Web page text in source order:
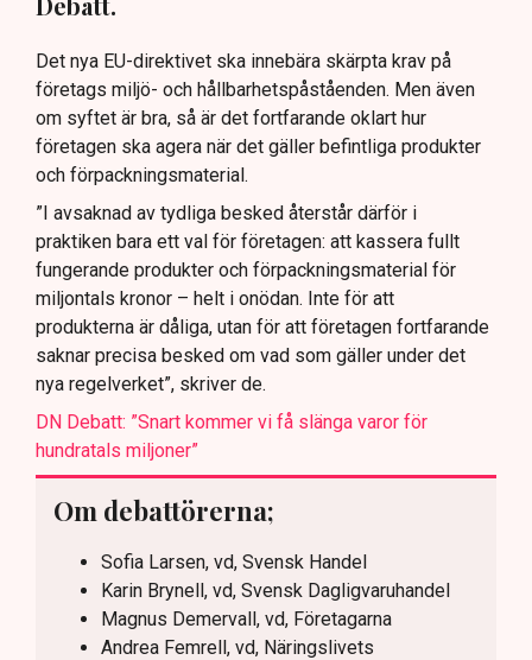
Det nya EU-direktivet ska innebära skärpta krav på
företags miljö- och hållbarhetspåståenden. Men även
om syftet är bra, så är det fortfarande oklart hur
företagen ska agera när det gäller befintliga produkter
och förpackningsmaterial.
”I avsaknad av tydliga besked återstår därför i
praktiken bara ett val för företagen: att kassera fullt
fungerande produkter och förpackningsmaterial för
miljontals kronor – helt i onödan. Inte för att
produkterna är dåliga, utan för att företagen fortfarande
saknar precisa besked om vad som gäller under det
nya regelverket”, skriver de.
DN Debatt: ”Snart kommer vi få slänga varor för
hundratals miljoner”
Om debattörerna;
Sofia Larsen, vd, Svensk Handel
Karin Brynell, vd, Svensk Dagligvaruhandel
Magnus Demervall, vd, Företagarna
Andrea Femrell, vd, Näringslivets